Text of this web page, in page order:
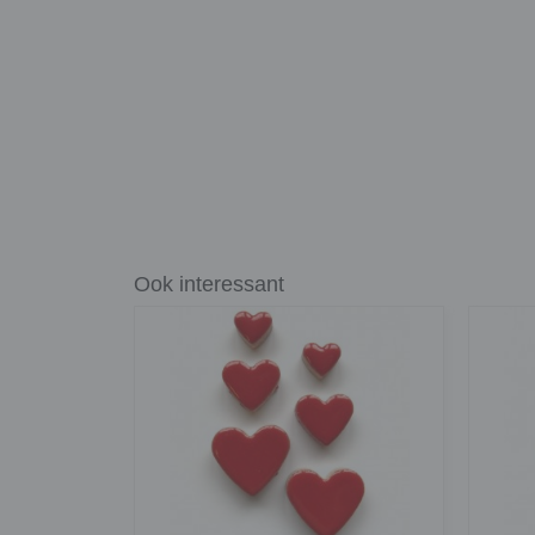
Ook interessant